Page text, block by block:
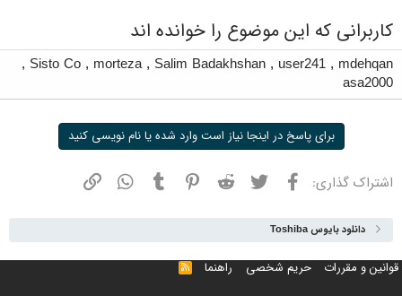
کاربرانی که این موضوع را خوانده اند
mdehqan
,
user241
,
Salim Badakhshan
,
morteza
,
Sisto Co
,
asa2000
برای پاسخ در اینجا نیاز است وارد شده یا نام نویسی کنید
اشتراک گذاری: فیسبوک توییتر ردیت پینترستتامبلر واتسپ
دانلود بایوس Toshiba
قوانین و مقررات حریم شخصی راهنما خوراک